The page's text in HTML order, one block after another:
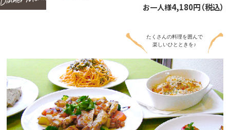
お一人様4,180円（税込）
たくさんの料理を囲んで
楽しいひとときを♪